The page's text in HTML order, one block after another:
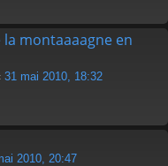
montaaaagne en
31 mai 2010, 18:32
2010, 20:47